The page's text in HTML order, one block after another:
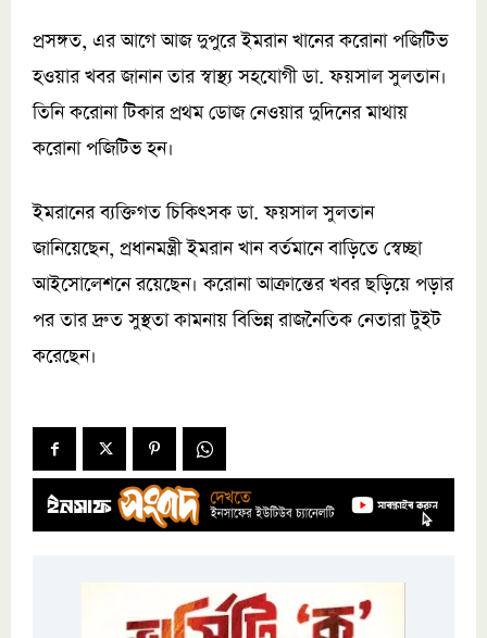
প্রসঙ্গত, এর আগে আজ দুপুরে ইমরান খানের করোনা পজিটিভ
হওয়ার খবর জানান তার স্বাস্থ্য সহযোগী ডা. ফয়সাল সুলতান।
তিনি করোনা টিকার প্রথম ডোজ নেওয়ার দুদিনের মাথায়
করোনা পজিটিভ হন।
ইমরানের ব্যক্তিগত চিকিৎসক ডা. ফয়সাল সুলতান
জানিয়েছেন, প্রধানমন্ত্রী ইমরান খান বর্তমানে বাড়িতে স্বেচ্ছা
আইসোলেশনে রয়েছেন। করোনা আক্রান্তের খবর ছড়িয়ে পড়ার
পর তার দ্রুত সুস্থতা কামনায় বিভিন্ন রাজনৈতিক নেতারা টুইট
করেছেন।